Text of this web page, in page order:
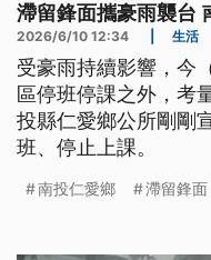
滯留鋒面攜豪雨襲台
2026/6/10 12:34 生活
受豪雨持續影響，今
區停班停課之外，考
投縣仁愛鄉公所剛剛
班、停止上課。
南投仁愛鄉 滯留鋒面